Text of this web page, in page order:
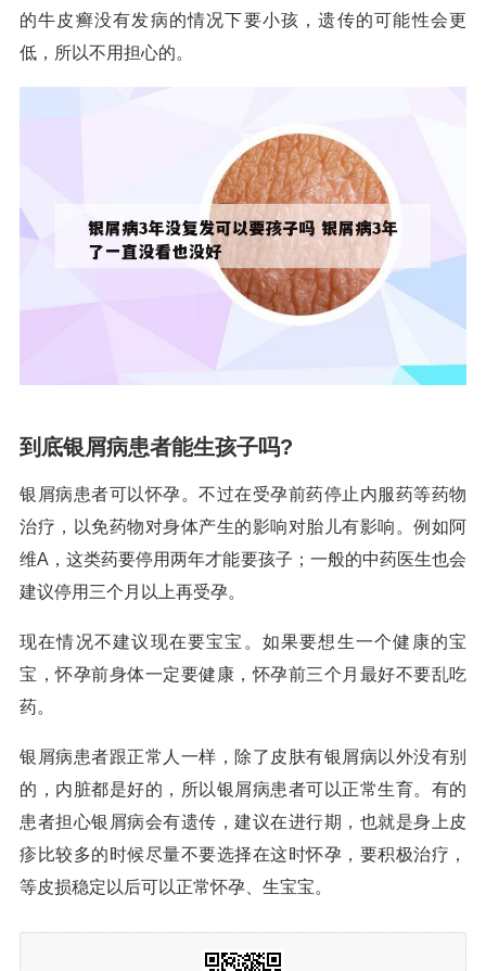
的牛皮癣没有发病的情况下要小孩，遗传的可能性会更
低，所以不用担心的。
到底银屑病患者能生孩子吗?
银屑病患者可以怀孕。不过在受孕前药停止内服药等药物
治疗，以免药物对身体产生的影响对胎儿有影响。例如阿
维A，这类药要停用两年才能要孩子；一般的中药医生也会
建议停用三个月以上再受孕。
现在情况不建议现在要宝宝。如果要想生一个健康的宝
宝，怀孕前身体一定要健康，怀孕前三个月最好不要乱吃
药。
银屑病患者跟正常人一样，除了皮肤有银屑病以外没有别
的，内脏都是好的，所以银屑病患者可以正常生育。有的
患者担心银屑病会有遗传，建议在进行期，也就是身上皮
疹比较多的时候尽量不要选择在这时怀孕，要积极治疗，
等皮损稳定以后可以正常怀孕、生宝宝。